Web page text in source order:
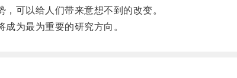
可以给人们带来意想不到的改变。
为最为重要的研究方向。